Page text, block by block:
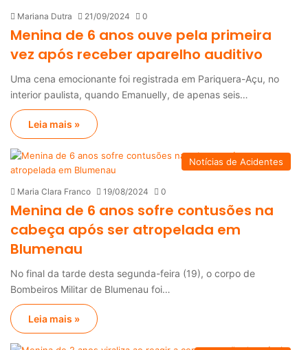
Mariana Dutra 21/09/2024 0
Menina de 6 anos ouve pela primeira
vez após receber aparelho auditivo
Uma cena emocionante foi registrada em Pariquera-Açu, no
interior paulista, quando Emanuelly, de apenas seis…
Leia mais »
Notícias de Acidentes
Maria Clara Franco 19/08/2024 0
Menina de 6 anos sofre contusões na
cabeça após ser atropelada em
Blumenau
No final da tarde desta segunda-feira (19), o corpo de
Bombeiros Militar de Blumenau foi…
Leia mais »